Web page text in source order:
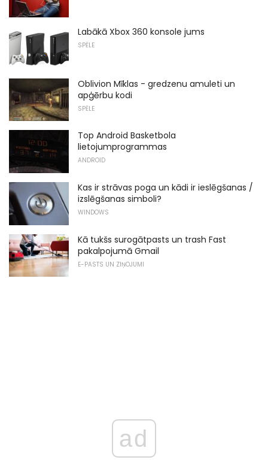
Labākā Xbox 360 konsole jums
SPĒLE
Oblivion Mīklas - gredzenu amuleti un
apģērbu kodi
SPĒLE
Top Android Basketbola
lietojumprogrammas
ANDROID
Kas ir strāvas poga un kādi ir ieslēgšanas /
izslēgšanas simboli?
WINDOWS
Kā tukšs surogātpasts un trash Fast
pakalpojumā Gmail
E-PASTS UN ZIŅOJUMI
ad